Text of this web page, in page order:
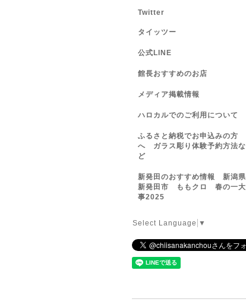
Twitter
タイッツー
公式LINE
館長おすすめのお店
メディア掲載情報
ハロカルでのご利用について
ふるさと納税でお申込みの方
へ ガラス彫り体験予約方法な
ど
新発田のおすすめ情報 新潟県
新発田市 ももクロ 春の一大
事2025
Select Language ▼